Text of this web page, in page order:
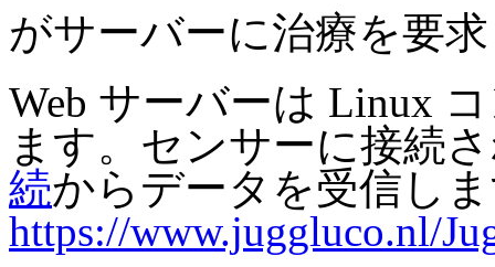
がサーバーに治療を要
Web サーバーは Linux
ます。センサーに接続
続からデータを受信し
https://www.juggluco.nl/